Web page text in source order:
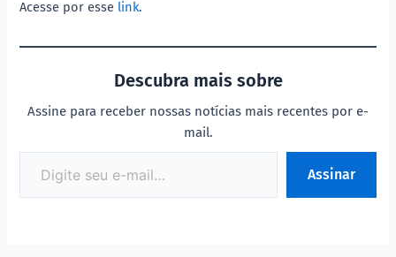
Acesse por esse link.
Descubra mais sobre
Assine para receber nossas notícias mais recentes por e-
mail.
Assinar